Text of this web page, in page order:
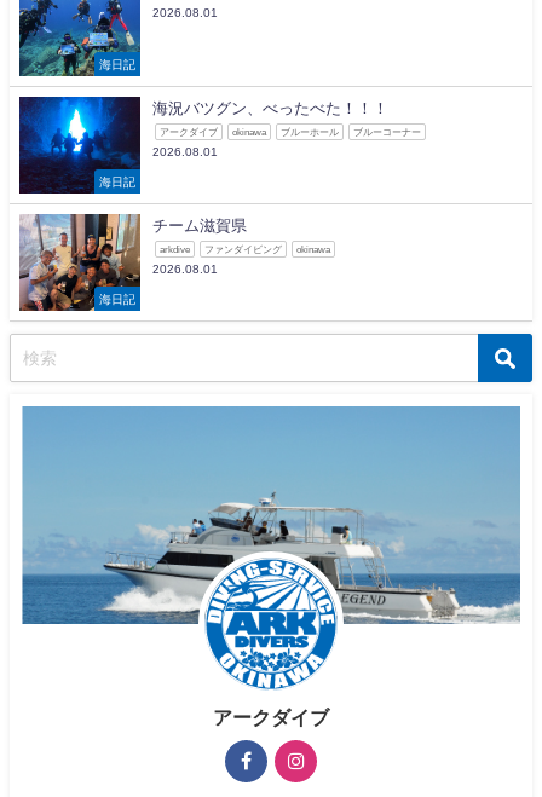
海日記
2026.08.01
海日記
海況バツグン、べったべた！！！
アークダイブ okinawa ブルーホール ブルーコーナー
2026.08.01
海日記
チーム滋賀県
arkdive ファンダイビング okinawa
2026.08.01
アークダイブ